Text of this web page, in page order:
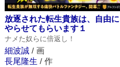
ナメた奴らに倍返し！
放逐された転生貴族は、自由に
やらせてもらいます１
細波誠 / 画
長尾隆生 / 作